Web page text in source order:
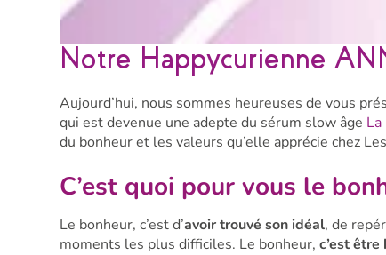
Notre Happycurienne
Aujourd’hui, nous sommes heureuses de vous
qui est devenue une adepte du sérum slow âge
du bonheur et les valeurs qu’elle apprécie chez
C’est quoi pour vous le
Le bonheur, c’est d’avoir trouvé son idéal, de
moments les plus difficiles. Le bonheur,c’est